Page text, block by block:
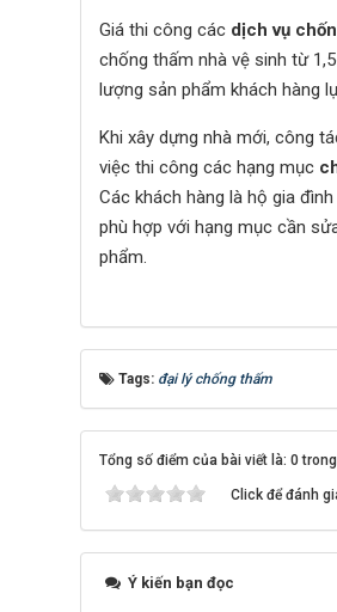
Giá thi công các dịch vụ
chống thấm nhà vệ sinh từ
lượng sản phẩm khách hàng
Khi xây dựng nhà mới, công
việc thi công các hạng mục
Các khách hàng là hộ gia
phù hợp với hạng mục cần
phẩm.
Tags: đại lý chống thấm
Tổng số điểm của bài viết là: 0
Click để đánh
Ý kiến bạn đọc